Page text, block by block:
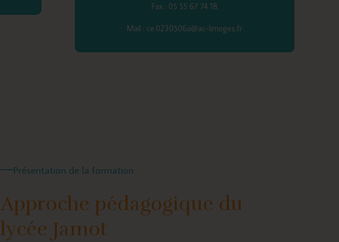
Fax : 05 55 67 74 18
Mail : ce.0230506a@ac-limoges.fr
Présentation de la formation
Approche pédagogique du
lycée Jamot